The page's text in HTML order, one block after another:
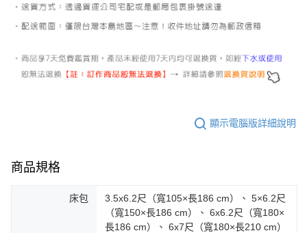
顯示電腦版詳細說明
商品規格
床包
3.5x6.2尺（寬105×長186 cm）、 5×6.2尺
（寬150×長186 cm）、 6x6.2尺（寬180×
長186 cm）、 6x7尺（寬180×長210 cm）